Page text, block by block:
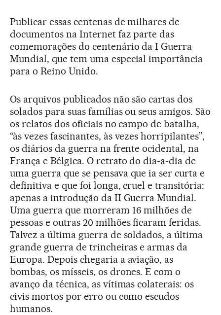
Publicar essas centenas de milhares de
documentos na Internet faz parte das
comemorações do centenário da I Guerra
Mundial, que tem uma especial importância
para o Reino Unido.
Os arquivos publicados não são cartas dos
solados para suas famílias ou seus amigos. São
os relatos dos oficiais no campo de batalha,
“às vezes fascinantes, às vezes horripilantes”,
os diários da guerra na frente ocidental, na
França e Bélgica. O retrato do dia-a-dia de
uma guerra que se pensava que ia ser curta e
definitiva e que foi longa, cruel e transitória:
apenas a introdução da II Guerra Mundial.
Uma guerra que morreram 16 milhões de
pessoas e outras 20 milhões ficaram feridas.
Talvez a última guerra de soldados, a última
grande guerra de trincheiras e armas da
Europa. Depois chegaria a aviação, as
bombas, os mísseis, os drones. E com o
avanço da técnica, as vítimas colaterais: os
civis mortos por erro ou como escudos
humanos.